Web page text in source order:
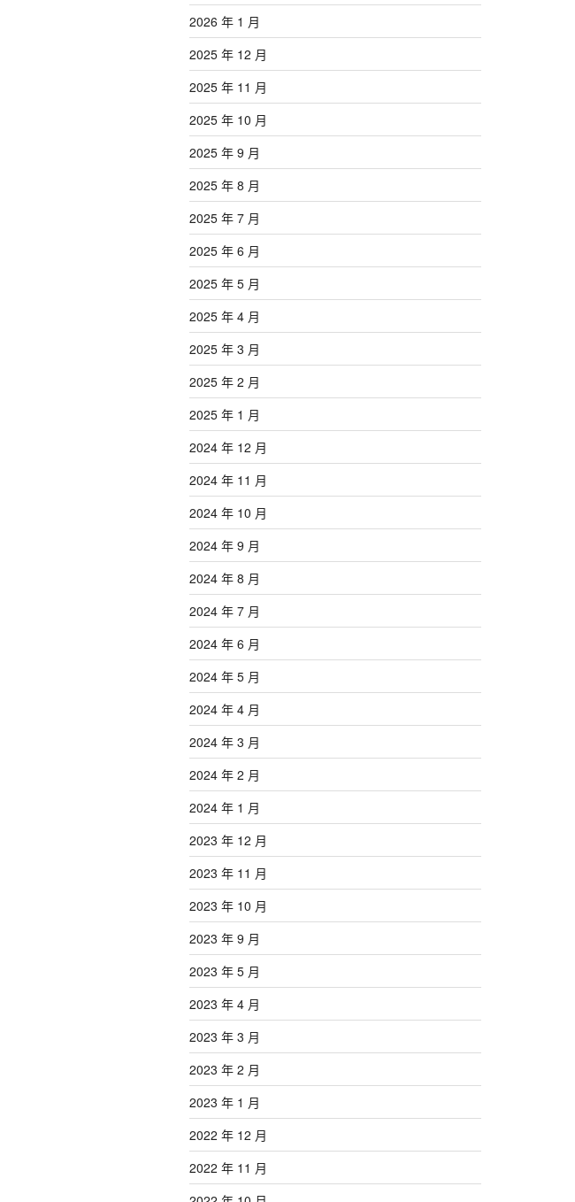
2026 年 1 月
2025 年 12 月
2025 年 11 月
2025 年 10 月
2025 年 9 月
2025 年 8 月
2025 年 7 月
2025 年 6 月
2025 年 5 月
2025 年 4 月
2025 年 3 月
2025 年 2 月
2025 年 1 月
2024 年 12 月
2024 年 11 月
2024 年 10 月
2024 年 9 月
2024 年 8 月
2024 年 7 月
2024 年 6 月
2024 年 5 月
2024 年 4 月
2024 年 3 月
2024 年 2 月
2024 年 1 月
2023 年 12 月
2023 年 11 月
2023 年 10 月
2023 年 9 月
2023 年 5 月
2023 年 4 月
2023 年 3 月
2023 年 2 月
2023 年 1 月
2022 年 12 月
2022 年 11 月